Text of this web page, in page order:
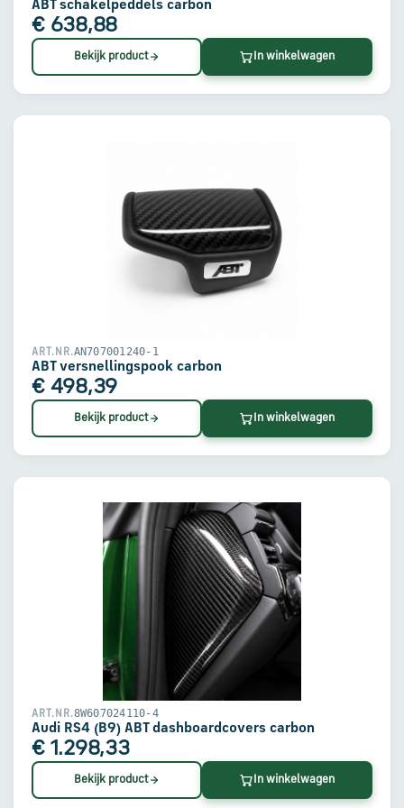
verzending
Retourinformatie
ABT schakelpeddels carbon
€ 638,88
Bekijk product In winkelwagen
ART.NR.AN707001240-1
ABT versnellingspook carbon
€ 498,39
Bekijk product In winkelwagen
ART.NR.8W607024110-4
Audi RS4 (B9) ABT dashboardcovers carbon
€ 1.298,33
Bekijk product In winkelwagen